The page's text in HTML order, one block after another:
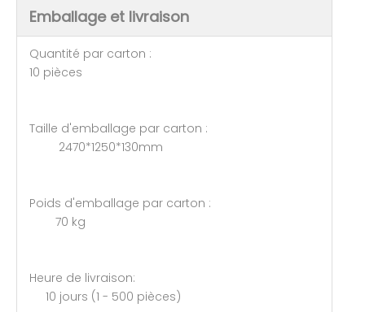
Emballage et livraison
Quantité par carton :
10 pièces
Taille d'emballage par carton :
2470*1250*130mm
Poids d'emballage par carton :
70 kg
Heure de livraison:
10 jours (1 - 500 pièces)